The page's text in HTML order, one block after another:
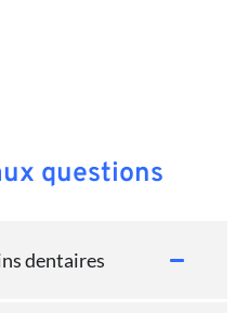
questions
dentaires